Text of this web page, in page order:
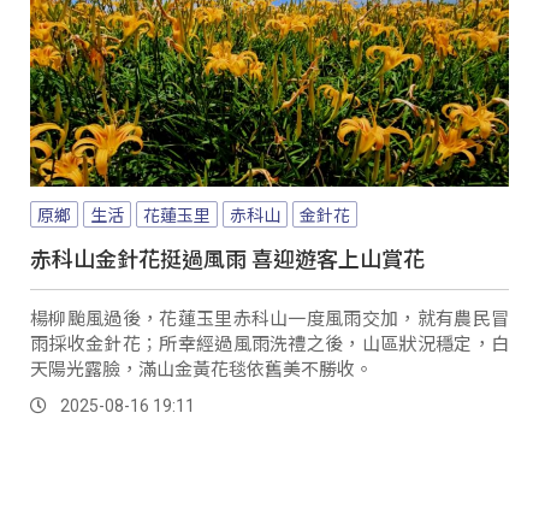
原鄉 生活 花蓮玉里 赤科山 金針花
赤科山金針花挺過風雨 喜迎遊客上山賞花
楊柳颱風過後，花蓮玉里赤科山一度風雨交加，就有農民冒
雨採收金針花；所幸經過風雨洗禮之後，山區狀況穩定，白
天陽光露臉，滿山金黃花毯依舊美不勝收。
2025-08-16 19:11